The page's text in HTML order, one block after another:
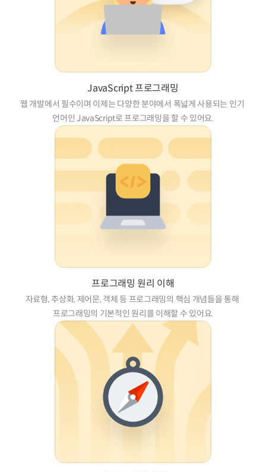
JavaScript 프로그래밍
웹 개발에서 필수이며 이제는 다양한 분야에서 폭넓게 사용되는 인기
언어인 JavaScript로 프로그래밍을 할 수 있어요.
프로그래밍 원리 이해
자료형, 추상화, 제어문, 객체 등 프로그래밍의 핵심 개념들을 통해
프로그래밍의 기본적인 원리를 이해할 수 있어요.